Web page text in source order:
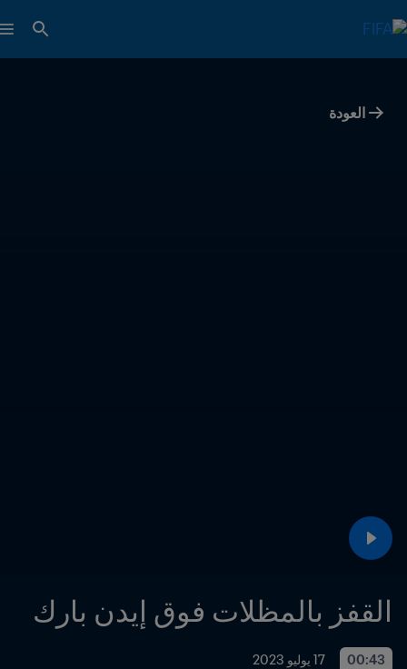
العودة
القفز بالمظلات فوق إيدن بارك
00:43 17 يوليو 2023